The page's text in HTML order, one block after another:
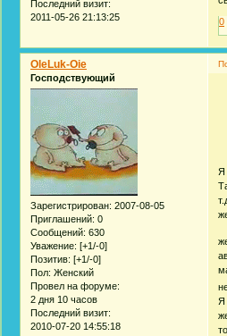
Последний визит:
2011-05-26 21:13:25
0
OleLuk-Oie
Господствующий
Зарегистрирован: 2007-08-05
Приглашений: 0
Сообщений: 630
Уважение: [+1/-0]
Позитив: [+1/-0]
Пол: Женский
Провел на форуме:
2 дня 10 часов
Последний визит:
2010-07-20 14:55:18
Я
Я